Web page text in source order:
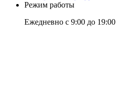
Режим работы
Ежедневно с 9:00 до 19:00